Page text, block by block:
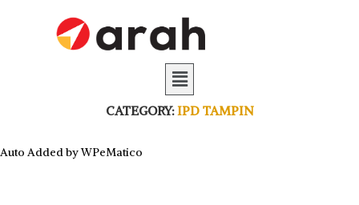
CATEGORY:IPD TAMPIN
Auto Added by WPeMatico